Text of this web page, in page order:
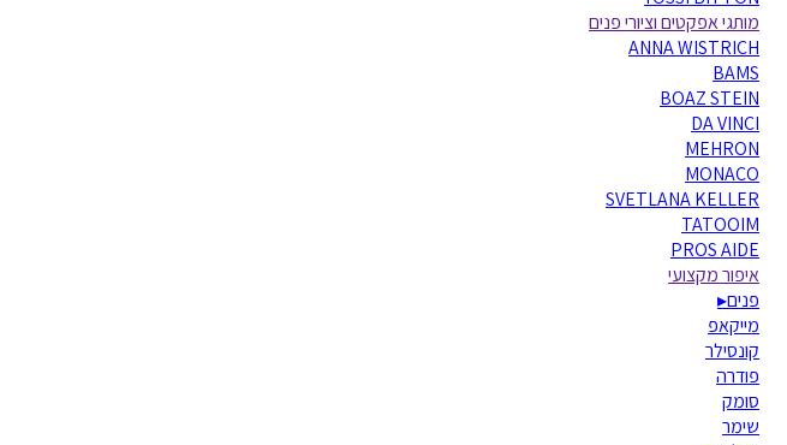
מותגי אפקטים וציורי פנים
ANNA WISTRICH
BAMS
BOAZ STEIN
DA VINCI
MEHRON
MONACO
SVETLANA KELLER
TATOOIM
PROS AIDE
איפור מקצועי
פנים▸
מייקאפ
קונסילר
פודרה
סומק
שימר